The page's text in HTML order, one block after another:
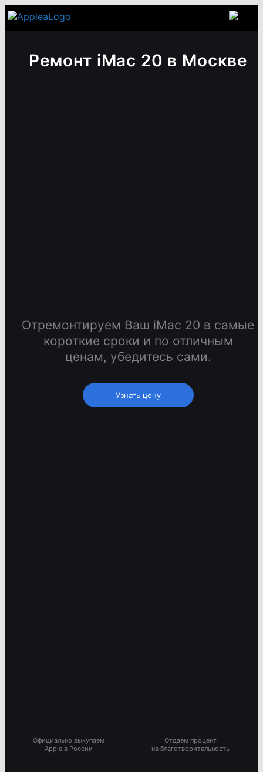
Ремонт iMac 20 в Москве
Отремонтируем Ваш iMac 20 в самые
короткие сроки и по отличным
ценам, убедитесь сами.
Узнать цену
Официально выкупаем
Apple в России
Отдаем процент
на благотворительность